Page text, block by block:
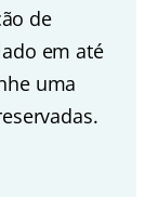
de
em até
uma